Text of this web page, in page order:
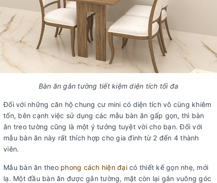
Bàn ăn gắn tường tiết kiệm diện tích tối đa
Đối với những căn hộ chung cư mini có diện tích vô cùng khiêm
tốn, bên cạnh việc sử dụng các mẫu bàn ăn gấp gọn, thì bàn
ăn treo tường cũng là một ý tưởng tuyệt vời cho bạn. Đối với
mẫu bàn ăn này rất thích hợp cho gia đình từ 2 đến 4 thành
viên.
Mẫu bàn ăn theo phong cách hiện đạicó thiết kế gọn nhẹ, mới
lạ. Một đầu bàn ăn được gắn tường, mặt còn lại gắn vuông góc